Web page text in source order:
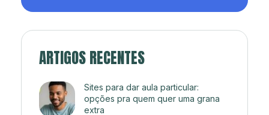
ARTIGOS RECENTES
Sites para dar aula particular:
opções pra quem quer uma grana
extra